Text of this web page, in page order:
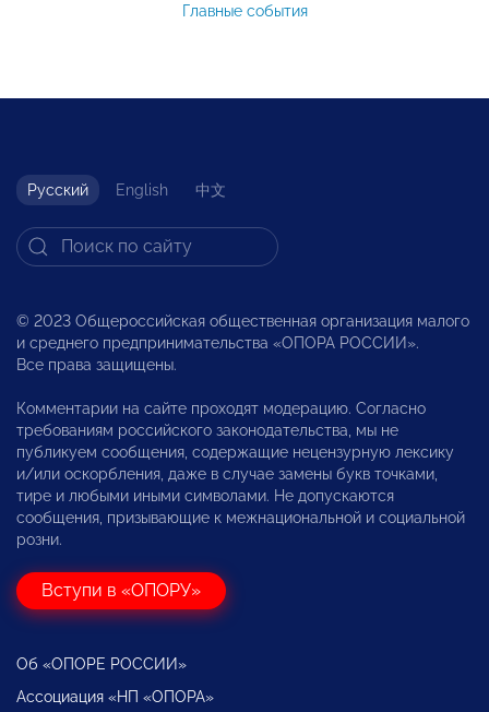
Главные события
Русский English 中文
© 2023 Общероссийская общественная организация малого
и среднего предпринимательства «ОПОРА РОССИИ».
Все права защищены.
Комментарии на сайте проходят модерацию. Согласно
требованиям российского законодательства, мы не
публикуем сообщения, содержащие нецензурную лексику
и/или оскорбления, даже в случае замены букв точками,
тире и любыми иными символами. Не допускаются
сообщения, призывающие к межнациональной и социальной
розни.
Вступи в «ОПОРУ»
Об «ОПОРЕ РОССИИ»
Ассоциация «НП «ОПОРА»